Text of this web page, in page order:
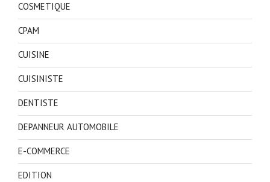
COSMETIQUE
CPAM
CUISINE
CUISINISTE
DENTISTE
DEPANNEUR AUTOMOBILE
E-COMMERCE
EDITION